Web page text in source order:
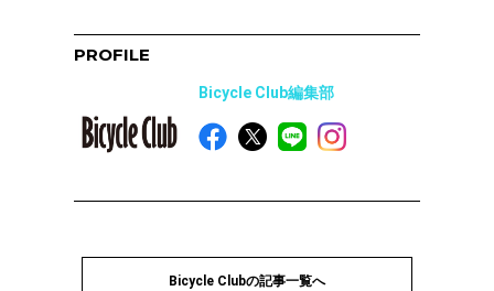
PROFILE
Bicycle Club編集部
Bicycle Clubの記事一覧へ